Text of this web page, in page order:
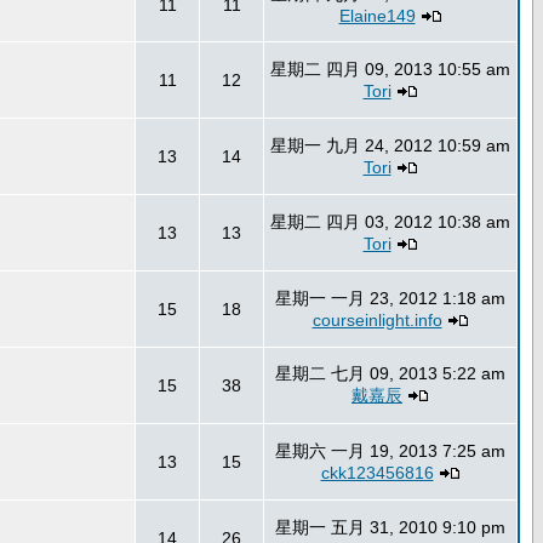
11 11
Elaine149
11 12
星期二 四月 09, 2013 10:55 am
Tori
13 14
星期一 九月 24, 2012 10:59 am
Tori
13 13
星期二 四月 03, 2012 10:38 am
Tori
15 18
星期一 一月 23, 2012 1:18 am
courseinlight.info
15 38
星期二 七月 09, 2013 5:22 am
戴嘉辰
13 15
星期六 一月 19, 2013 7:25 am
ckk123456816
14 26
星期一 五月 31, 2010 9:10 pm